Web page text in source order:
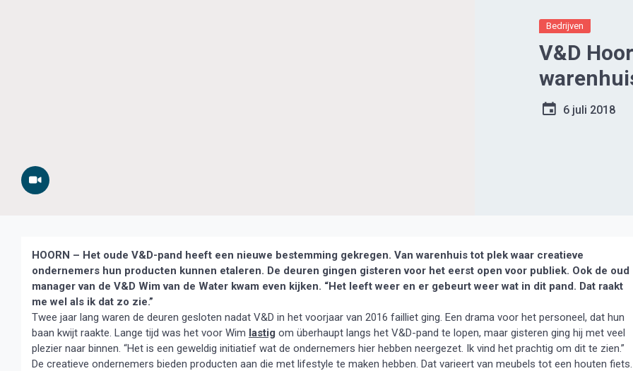
Bedrijven
V&D
6 juli 2018
HOORN – Het oude V&D-pand heeft een nieuwe bestemming gekregen. Van warenhuis tot plek waar creatieve
ondernemers hun producten kunnen etaleren. De deuren gingen gisteren voor het eerst open voor publiek. Ook de oud
manager van de V&D Wim van de Water kwam even kijken. “Het leeft weer en er gebeurt weer wat in dit pand. Dat raakt
me wel als ik dat zo zie.”
Twee jaar lang waren de deuren gesloten nadat V&D in het voorjaar van 2016 failliet ging. Een drama voor het personeel, dat hun
baan kwijt raakte. Lange tijd was het voor Wim lastig om überhaupt langs het V&D-pand te lopen, maar gisteren ging hij met veel
plezier naar binnen. “Het is een geweldig initiatief wat de ondernemers hier hebben neergezet. Ik vind het prachtig om dit te zien.”
De creatieve ondernemers bieden producten aan die met lifestyle te maken hebben. Dat varieert van meubels tot een houten fiets.